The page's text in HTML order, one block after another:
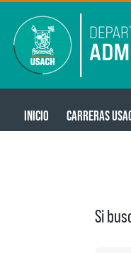
Main navigation
INICIO CARRERAS
Si